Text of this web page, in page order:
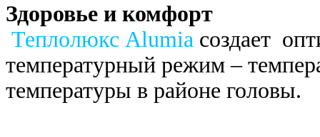
Здоровье и комфорт
Теплолюкс Alumia создает
температурный режим –
температуры в районе головы.